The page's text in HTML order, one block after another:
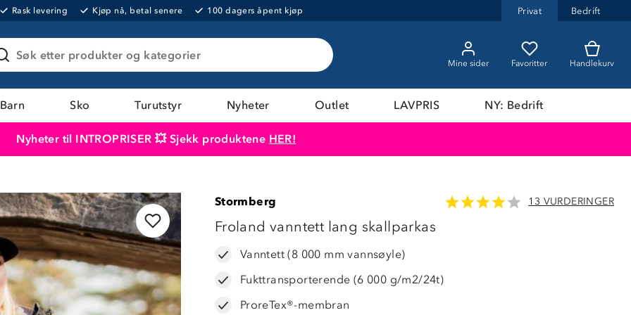
Rask levering Kjøp nå, betal senere 100 dagers åpent kjøp Privat Bedrift
Søk etter produkter og kategorier
Mine sider Favoritter Handlekurv
Barn Sko Turutstyr Nyheter Outlet LAVPRIS NY: Bedrift
Nyheter til INTROPRISER 💥 Sjekk produktene HER!
Stormberg 13 VURDERINGER
Froland vanntett lang skallparkas
Vanntett (8 000 mm vannsøyle)
Fukttransporterende (6 000 g/m2/24t)
ProreTex®-membran